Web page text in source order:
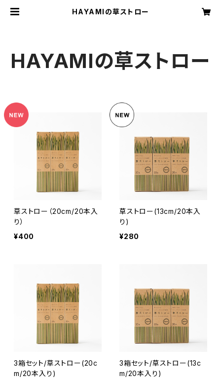
HAYAMIの草ストロー
HAYAMIの草ストロー
草ストロー（20cm/20本入
り）
¥400
草ストロー(13cm/20本入
り)
¥280
3箱セット/草ストロー(20c
m/20本入り)
3箱セット/草ストロー(13c
m/20本入り)